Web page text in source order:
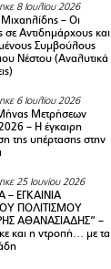
8 Ιουλίου 2026
– Οι
σε Αντιδημάρχους και
Συμβούλους
Νέστου (Αναλυτικά
6 Ιουλίου 2026
Μετρήσεων
– H έγκαιρη
της υπέρτασης στην
25 Ιουνίου 2026
– ΕΓΚΑΙΝΙΑ
ΠΟΛΙΤΙΣΜΟΥ
ΑΘΑΝΑΣΙΑΔΗΣ” –
και η ντροπή… με τα